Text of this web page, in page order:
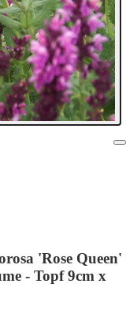
'Rose Queen'
- Topf 9cm x